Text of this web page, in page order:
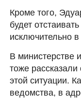
Кроме того,
будет
исключительно
В министерстве
тоже рассказали
этой ситуации.
ведомства, в